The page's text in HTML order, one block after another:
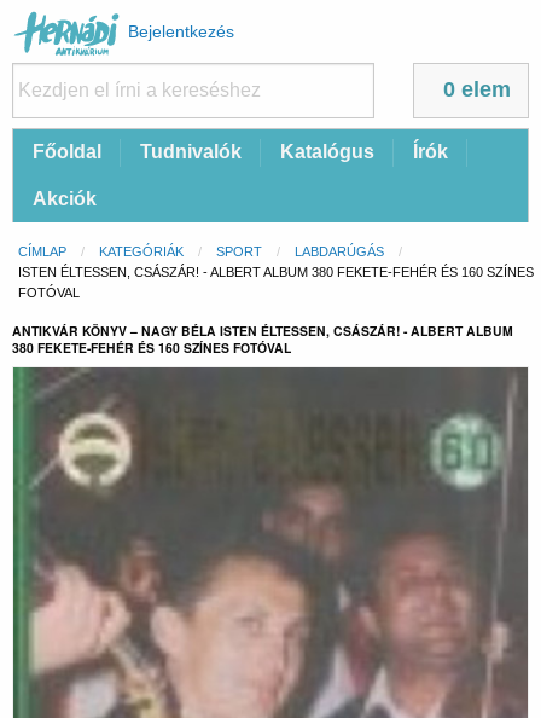
Felhasználói
fiók
menüje
Bejelentkezés
0 elem
FőFőoldal Tudnivalók Katalógus Írók
Akciók
Morzsa
CÍMLAP KATEGÓRIÁK SPORT
LABDARÚGÁS
CURRENT:
ISTEN ÉLTESSEN, CSÁSZÁR! - ALBERT ALBUM 380 FEKETE-FEHÉR ÉS 160 SZÍNES
FOTÓVAL
ANTIKVÁR KÖNYV – NAGY BÉLA ISTEN ÉLTESSEN, CSÁSZÁR! - ALBERT ALBUM
380 FEKETE-FEHÉR ÉS 160 SZÍNES FOTÓVAL